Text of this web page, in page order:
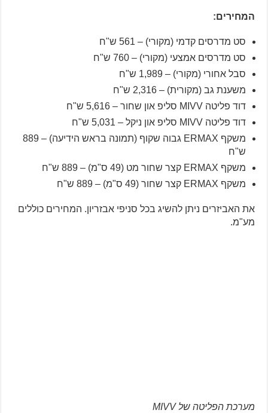
המחירים:
סט מדרסים קדמי (מקורי) – 561 ש"ח
סט מדרסים אמצעי (מקורי) – 760 ש"ח
סבל אחורי (מקורי) – 1,989 ש"ח
משענת גב (מקורית) – 2,316 ש"ח
דוד פליטה MIVV סליפ און שחור – 5,616 ש"ח
דוד פליטה MIVV סליפ און ניקל – 5,031 ש"ח
משקף ERMAX גבוה שקוף (תמונה בראש הידיעה) – 889
ש"ח
משקף ERMAX קצר שחור מט (49 ס"מ) – 889 ש"ח
משקף ERMAX קצר שחור (49 ס"מ) – 889 ש"ח
את האביזרים ניתן להשיג בכל סניפי אבזריון. המחירים כוללים
מע"מ.
מערכת הפליטה של MIVV